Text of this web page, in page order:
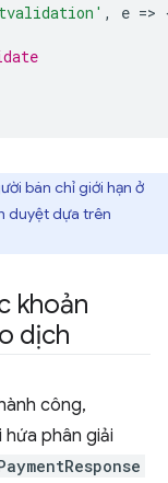
, e =>
bán chỉ giới hạn ở
duyệt dựa trên
khoản
dịch
công,
phân giải